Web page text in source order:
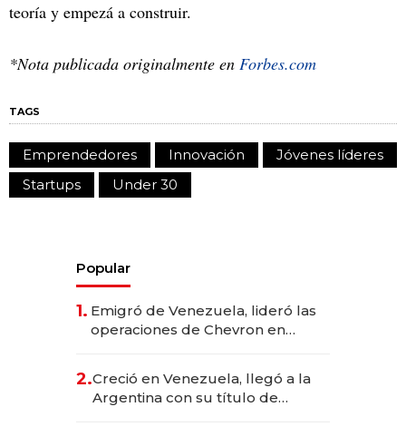
teoría y empezá a construir.
*Nota publicada originalmente en Forbes.com
TAGS
Emprendedores Innovación
Jóvenes líderes
Startups
Under 30
Popular
1. Emigró de Venezuela, lideró las
operaciones de Chevron en
2.Creció en Venezuela, llegó a la
Argentina con su título de